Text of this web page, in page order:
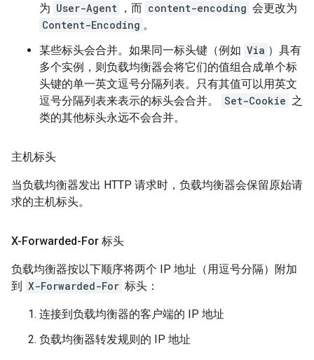
为 User-Agent ，而 content-encoding 会更改为
Content-Encoding 。
某些标头会合并。如果同一标头键（例如 Via ）具有
多个实例，则负载均衡器会将它们的值组合成单个标
头键的单一英文逗号分隔列表。只有其值可以用英文
逗号分隔列表来表示的标头会合并。
Set-Cookie 之
类的其他标头永远不会合并。
主机标头
当负载均衡器发出 HTTP 请求时，负载均衡器会保留原始请
求的主机标头。
X-Forwarded-For 标头
负载均衡器按以下顺序将两个 IP 地址（用逗号分隔）附加
到
X-Forwarded-For 标头：
连接到负载均衡器的客户端的 IP 地址
负载均衡器转发规则的 IP 地址